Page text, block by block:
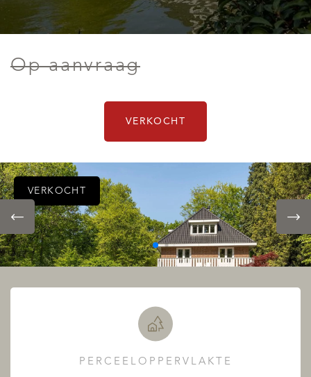
Op aanvraag
VERKOCHT
VERKOCHT
PERCEELOPPERVLAKTE